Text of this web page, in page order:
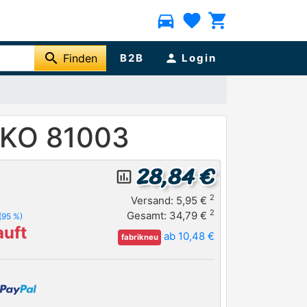
directions_car favorite shopping_cart
search Finden B2B person Login
81003
(95 %)
insert_chart_outlined 28,84 €
Versand: 5,95 € 2
Gesamt: 34,79 € 2
fabrikneu ab 10,48 €